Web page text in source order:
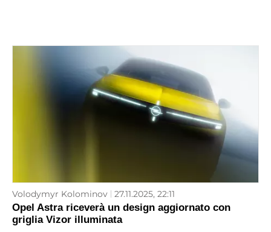
Volodymyr Kolominov 27.11.2025, 22:11
Opel Astra riceverà un design aggiornato con
griglia Vizor illuminata